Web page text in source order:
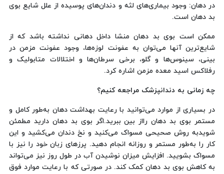
در دهان: وجود بیماری‌های لثه و دندان‌های پوسیده از علل شایع بوی
بد دهان است.
ممکن است بوی بد دهان منشا داخل دهانی نداشته باشد که از
شایع‌ترین آنها می‌توان به عفونت لوزه‌ها، وجود عفونت مزمن در
بینی، سینوس‌ها و گلو، برخی سرطان‌ها و اختلالات متابولیک و
رفلاکس اسید معده مزمن اشاره کرد.
چه زمانی به دندانپزشک مراجعه کنیم؟
در بسیاری از موارد می‌توانید با رعایت بهداشت دهان به‌طور کامل و
مستمر بوی بد دهان رااز بین ببرید.اگر بوی بد دهان دارید مطمئن
شویدبه روش صحیحی مسواک می‌کنید و نخ دندان می‌کشید و این
کار را به‌طور مستمر و روزانه انجام دهید. پرزهای زبان خود را نیز با
مسواک بشویید. افزایش میزان نوشیدن آب در طول روز نیز می‌تواند
به کاهش بوی بد دهان کمک کند. در صورتی که با رعایت موارد فوق